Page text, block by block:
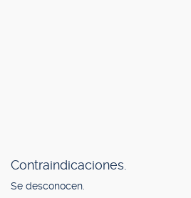
Contraindicaciones.
Se desconocen.